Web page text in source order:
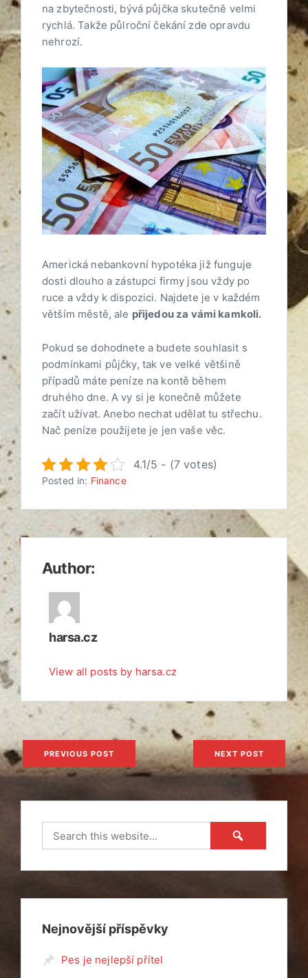
na zbytečnosti, bývá půjčka skutečně velmi
rychlá. Takže půlroční čekání zde opravdu
nehrozí.
Americká nebankovní hypotéka již funguje
dosti dlouho a zástupci firmy jsou vždy po
ruce a vždy k dispozici. Najdete je v každém
větším městě, ale přijedou za vámi kamkoli.
Pokud se dohodnete a budete souhlasit s
podmínkami půjčky, tak ve velké většině
případů máte peníze na kontě během
druhého dne. A vy si je konečně můžete
začít užívat. Anebo nechat udělat tu střechu.
Nač peníze použijete je jen vaše věc.
4.1/5 - (7 votes)
Posted in: Finance
Author:
harsa.cz
View all posts by harsa.cz
Navigace
pro
příspěvek
PREVIOUS POST NEXT POST
Nejnovější příspěvky
Pes je nejlepší přítel